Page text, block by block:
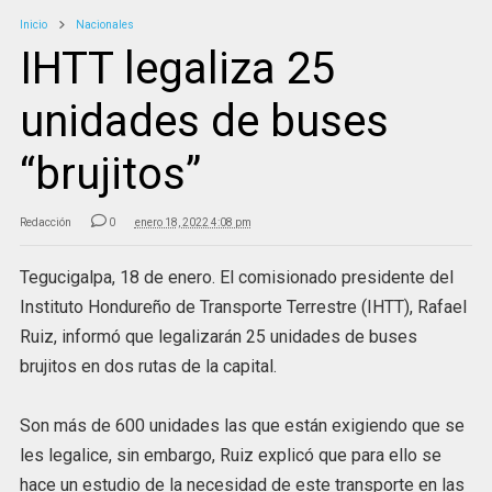
Inicio Nacionales
IHTT legaliza 25
unidades de buses
“brujitos”
Redacción 0 enero 18, 2022 4:08 pm
Tegucigalpa, 18 de enero. El comisionado presidente del
Instituto Hondureño de Transporte Terrestre (IHTT), Rafael
Ruiz, informó que legalizarán 25 unidades de buses
brujitos en dos rutas de la capital.
Son más de 600 unidades las que están exigiendo que se
les legalice, sin embargo, Ruiz explicó que para ello se
hace un estudio de la necesidad de este transporte en las